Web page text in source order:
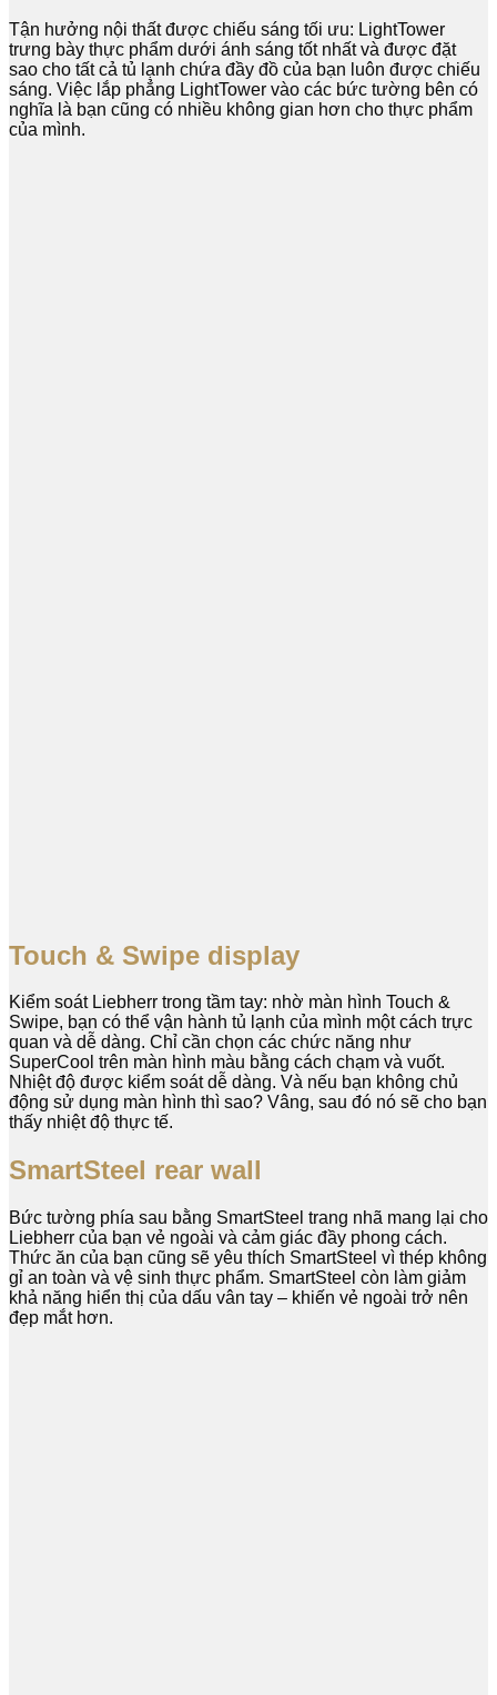
Tận hưởng nội thất được chiếu sáng tối ưu: LightTower
trưng bày thực phẩm dưới ánh sáng tốt nhất và được đặt
sao cho tất cả tủ lạnh chứa đầy đồ của bạn luôn được chiếu
sáng. Việc lắp phẳng LightTower vào các bức tường bên có
nghĩa là bạn cũng có nhiều không gian hơn cho thực phẩm
của mình.
Touch & Swipe display
Kiểm soát Liebherr trong tầm tay: nhờ màn hình Touch &
Swipe, bạn có thể vận hành tủ lạnh của mình một cách trực
quan và dễ dàng. Chỉ cần chọn các chức năng như
SuperCool trên màn hình màu bằng cách chạm và vuốt.
Nhiệt độ được kiểm soát dễ dàng. Và nếu bạn không chủ
động sử dụng màn hình thì sao? Vâng, sau đó nó sẽ cho bạn
thấy nhiệt độ thực tế.
SmartSteel rear wall
Bức tường phía sau bằng SmartSteel trang nhã mang lại cho
Liebherr của bạn vẻ ngoài và cảm giác đầy phong cách.
Thức ăn của bạn cũng sẽ yêu thích SmartSteel vì thép không
gỉ an toàn và vệ sinh thực phẩm. SmartSteel còn làm giảm
khả năng hiển thị của dấu vân tay – khiến vẻ ngoài trở nên
đẹp mắt hơn.